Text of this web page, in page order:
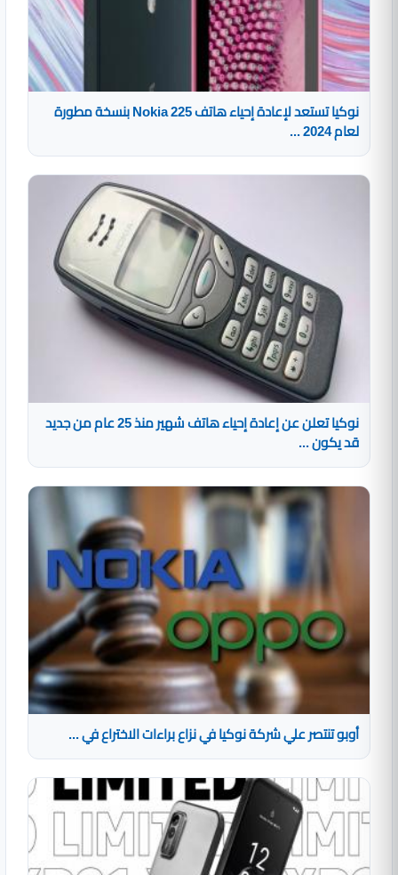
نوكيا تستعد لإعادة إحياء هاتف Nokia 225 بنسخة مطورة
لعام 2024 ...
نوكيا تعلن عن إعادة إحياء هاتف شهير منذ 25 عام من جديد
قد يكون ...
أوبو تنتصر علي شركة نوكيا في نزاع براءات الاختراع في ...